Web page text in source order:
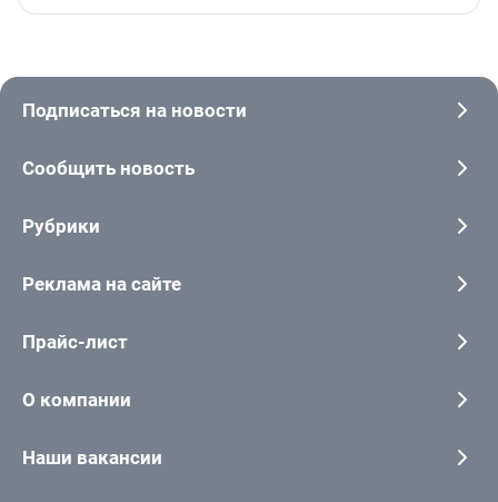
Подписаться на новости
Сообщить новость
Рубрики
Реклама на сайте
Прайс-лист
О компании
Наши вакансии